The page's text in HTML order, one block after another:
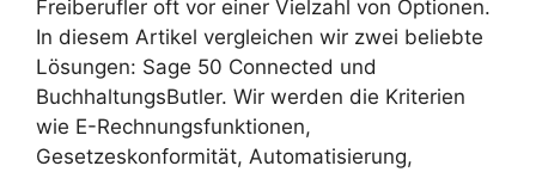
Freiberufler oft vor einer Vielzahl von Optionen.
In diesem Artikel vergleichen wir zwei beliebte
Lösungen: Sage 50 Connected und
BuchhaltungsButler. Wir werden die Kriterien
wie E-Rechnungsfunktionen,
Gesetzeskonformität, Automatisierung,